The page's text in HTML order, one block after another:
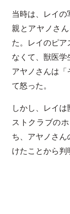
当時は、レイ
親とアヤノさ
た。レイのピ
なくて、獣医学
アヤノさんは
て怒った。
しかし、レイ
ストクラブの
ち、アヤノさ
けたことから判